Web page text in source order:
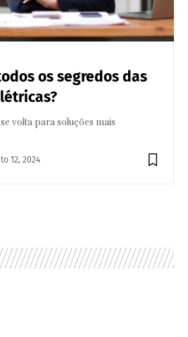
os segredos das
volta para soluções mais
12, 2024